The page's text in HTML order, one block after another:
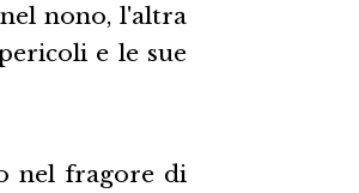
nono, l'altra
e le sue
nel fragore di